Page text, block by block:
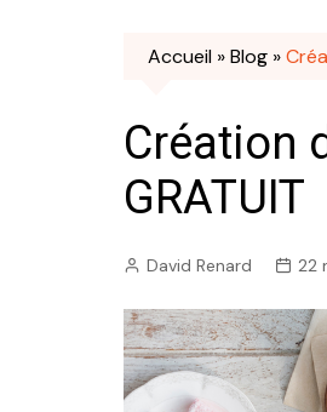
Accueil »Blog »
Création
GRATUIT
David Renard 22